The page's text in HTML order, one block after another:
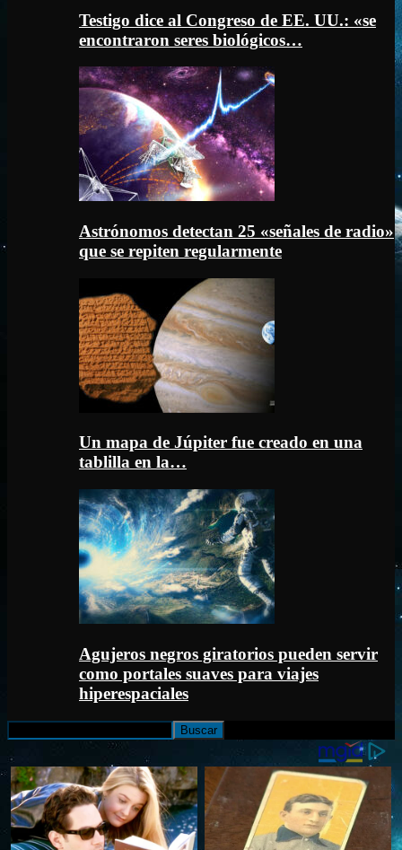
Testigo dice al Congreso de EE. UU.: «se
encontraron seres biológicos…
Astrónomos detectan 25 «señales de radio»
que se repiten regularmente
Un mapa de Júpiter fue creado en una
tablilla en la…
Agujeros negros giratorios pueden servir
como portales suaves para viajes
hiperespaciales